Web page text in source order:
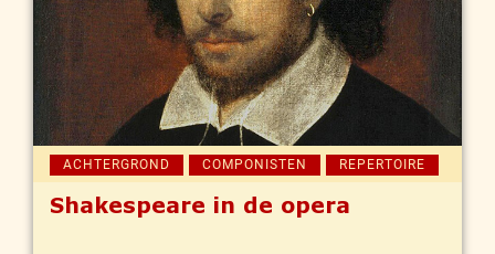
ACHTERGROND COMPONISTEN REPERTOIRE
Shakespeare in de opera